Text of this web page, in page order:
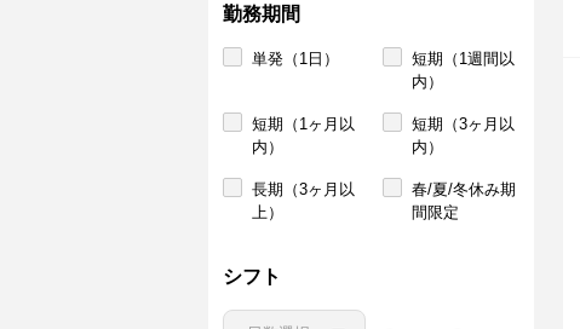
勤務期間
単発（1日）
短期（1週間以
内）
短期（1ヶ月以
内）
短期（3ヶ月以
内）
長期（3ヶ月以
上）
春/夏/冬休み期
間限定
シフト